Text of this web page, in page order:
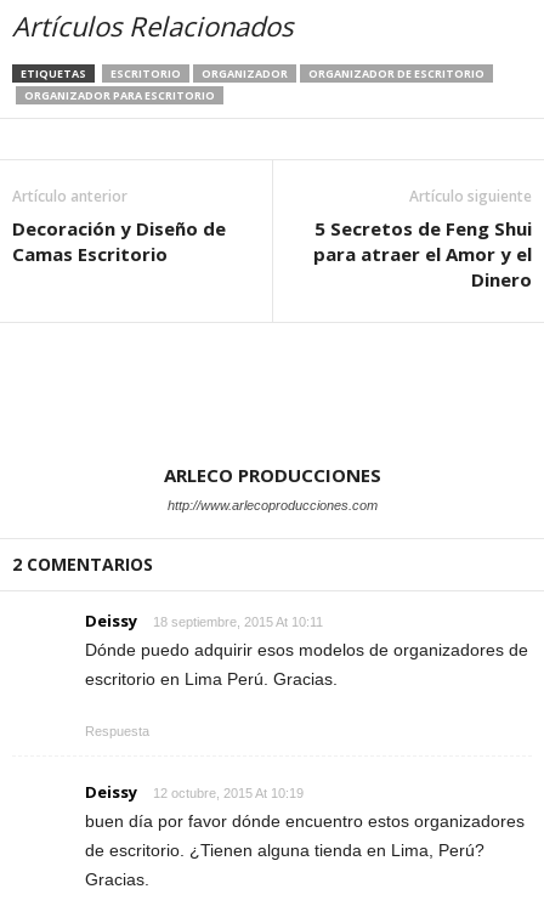
Artículos Relacionados
ETIQUETAS ESCRITORIO ORGANIZADOR
ORGANIZADOR DE ESCRITORIO
ORGANIZADOR PARA ESCRITORIO
Artículo anterior
Decoración y Diseño de
Camas Escritorio
Artículo siguiente
5 Secretos de Feng Shui
para atraer el Amor y el
Dinero
ARLECO PRODUCCIONES
http://www.arlecoproducciones.com
2 COMENTARIOS
Deissy 18 septiembre, 2015 At 10:11
Dónde puedo adquirir esos modelos de organizadores de
escritorio en Lima Perú. Gracias.
Respuesta
Deissy 12 octubre, 2015 At 10:19
buen día por favor dónde encuentro estos organizadores
de escritorio. ¿Tienen alguna tienda en Lima, Perú?
Gracias.